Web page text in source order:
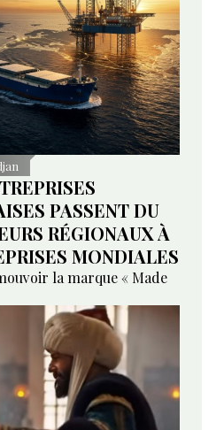
PASSENT DU
RÉGIONAUX À
MONDIALES
la marque « Made